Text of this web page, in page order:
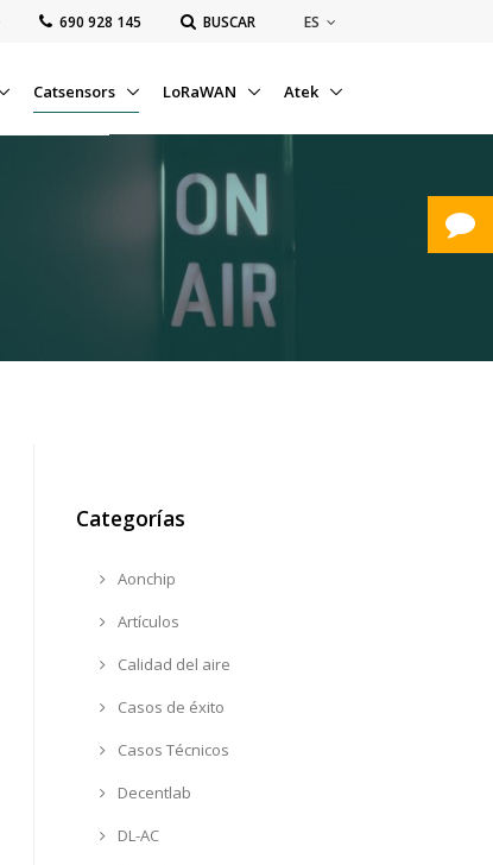
‭690 928 145‬ BUSCAR ES
Catsensors LoRaWAN Atek
Categorías
Aonchip
Artículos
Calidad del aire
Casos de éxito
Casos Técnicos
Decentlab
DL-AC